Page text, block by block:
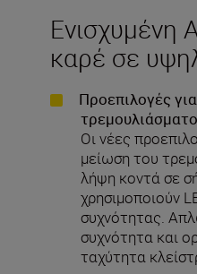
Ενισχυμένη
καρέ σε
Προεπιλογές
Οι νέες
μείωση του
λήψη κοντά σε
χρησιμοποιούν
συχνότητας.
συχνότητα και
ταχύτητα